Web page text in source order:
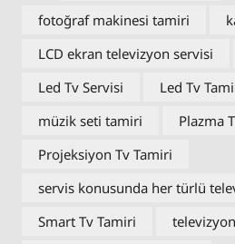
fotoğraf makinesi tamiri
LCD ekran televizyon servisi
Led Tv Servisi
Led Tv
müzik seti tamiri
Plazma
Projeksiyon Tv Tamiri
servis konusunda her türlü
Smart Tv Tamiri
televizyon